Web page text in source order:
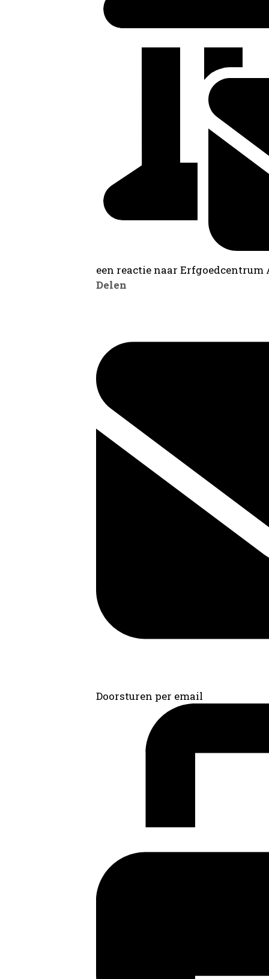
een reactie naar
Delen
Doorsturen per email